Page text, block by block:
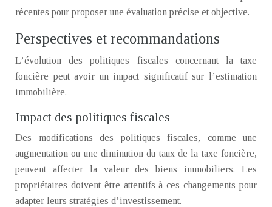
récentes pour proposer une évaluation précise et objective.
Perspectives et recommandations
L’évolution des politiques fiscales concernant la taxe
foncière peut avoir un impact significatif sur l’estimation
immobilière.
Impact des politiques fiscales
Des modifications des politiques fiscales, comme une
augmentation ou une diminution du taux de la taxe foncière,
peuvent affecter la valeur des biens immobiliers. Les
propriétaires doivent être attentifs à ces changements pour
adapter leurs stratégies d’investissement.